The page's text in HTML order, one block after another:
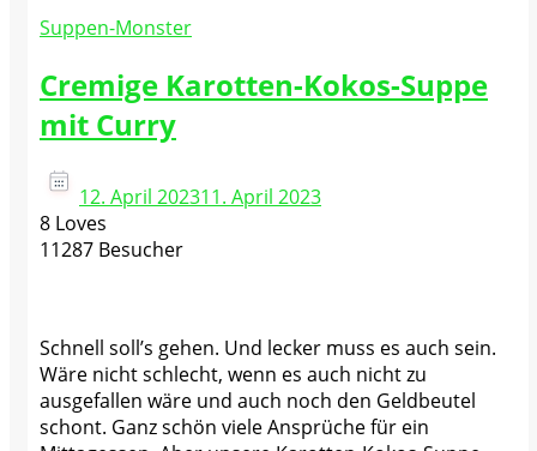
Suppen-Monster
Cremige Karotten-Kokos-Suppe
mit Curry
12. April 202311. April 2023
8 Loves
11287 Besucher
Schnell soll’s gehen. Und lecker muss es auch sein.
Wäre nicht schlecht, wenn es auch nicht zu
ausgefallen wäre und auch noch den Geldbeutel
schont. Ganz schön viele Ansprüche für ein